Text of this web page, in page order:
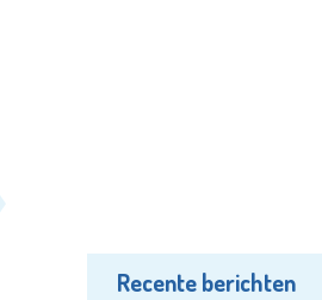
Recente berichten